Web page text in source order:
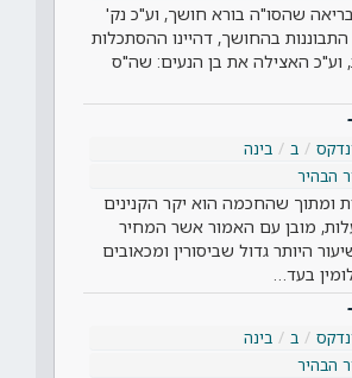
שהסו"ה בורא חושך, וע"כ נק'
התבוננות בהחושך, דהיינו ההסתכלות
וע"כ האצילה את בן הנעים: שה"ס
ב
בינה
הבהיר
ומתוך שהחכמה הוא יקר הקנינים
מובן עם האמור אשר המחיר
היותר גדול שביסורין ומכאובים
בעד…
ב
בינה
הבהיר